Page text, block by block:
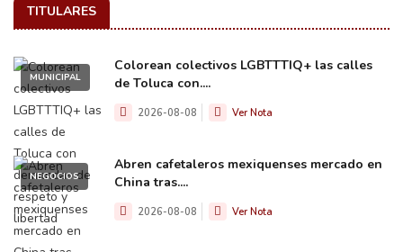
TITULARES
MUNICIPAL
Colorean colectivos LGBTTTIQ+ las calles
de Toluca con....
2026-08-08 Ver Nota
NEGOCIOS
Abren cafetaleros mexiquenses mercado en
China tras....
2026-08-08 Ver Nota